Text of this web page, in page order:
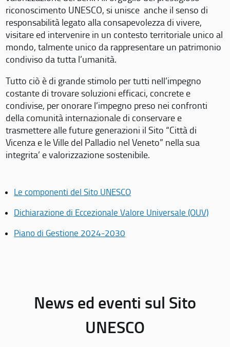
riconoscimento UNESCO, si unisce anche il senso di
responsabilità legato alla consapevolezza di vivere,
visitare ed intervenire in un contesto territoriale unico al
mondo, talmente unico da rappresentare un patrimonio
condiviso da tutta l’umanità.
Tutto ciò è di grande stimolo per tutti nell’impegno
costante di trovare soluzioni efficaci, concrete e
condivise, per onorare l’impegno preso nei confronti
della comunità internazionale di conservare e
trasmettere alle future generazioni il Sito “Città di
Vicenza e le Ville del Palladio nel Veneto” nella sua
integrita’ e valorizzazione sostenibile.
Le componenti del Sito UNESCO
Dichiarazione di Eccezionale Valore Universale (OUV)
Piano di Gestione 2024-2030
News ed eventi sul Sito
UNESCO